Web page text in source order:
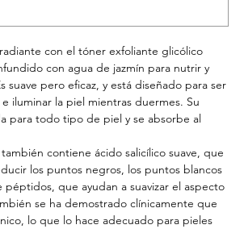
con el tóner exfoliante glicólico
con agua de jazmín para nutrir y
suave pero eficaz, y está diseñado para ser
iluminar la piel mientras duermes. Su
para todo tipo de piel y se absorbe al
contiene ácido salicílico suave, que
los puntos negros, los puntos blancos
péptidos, que ayudan a suavizar el aspecto
se ha demostrado clínicamente que
lo que lo hace adecuado para pieles